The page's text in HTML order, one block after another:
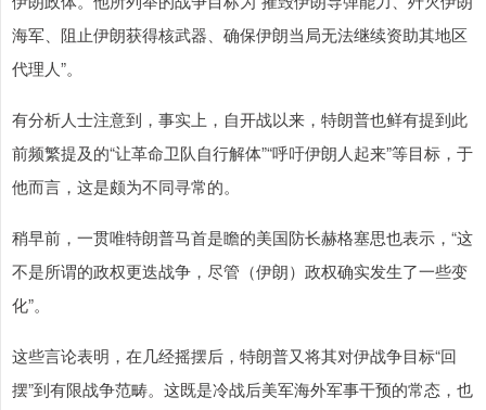
海军、阻止伊朗获得核武器、确保伊朗当局无法继续资助其地区
代理人”。
有分析人士注意到，事实上，自开战以来，特朗普也鲜有提到此
前频繁提及的“让革命卫队自行解体”“呼吁伊朗人起来”等目标，于
他而言，这是颇为不同寻常的。
稍早前，一贯唯特朗普马首是瞻的美国防长赫格塞思也表示，“这
不是所谓的政权更迭战争，尽管（伊朗）政权确实发生了一些变
化”。
这些言论表明，在几经摇摆后，特朗普又将其对伊战争目标“回
摆”到有限战争范畴。这既是冷战后美军海外军事干预的常态，也